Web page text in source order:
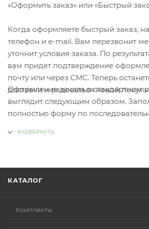
«Оформить заказ» или «Быстрый
Когда оформляете быстрый заказ,
телефон и e-mail. Вам перезвонит
уточнит условия заказа. По
вам придет подтверждение
почту или через СМС. Теперь
доставки и радоваться новой
Оформление заказа в стандартном
выглядит следующим образом.
полностью форму по
КАТАЛОГ
Комплекты